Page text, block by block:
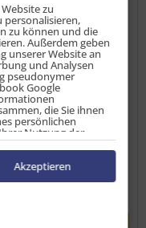
3 m
Ankerschiene in
Ihrer
und ist
in der
zu
personalisieren,
zu können und die
Außerdem geben
unserer Website an
und Analysen
pseudonymer
Google
die Sie ihnen
persönlichen
Nutzung der
anderer
Cookies und Pixeln
Sie auf den
dort die
Partner:
Akzeptieren